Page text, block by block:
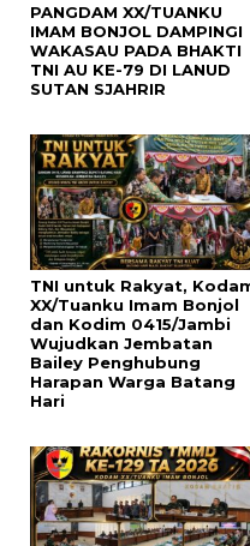
PANGDAM XX/TUANKU
IMAM BONJOL DAMPINGI
WAKASAU PADA BHAKTI
TNI AU KE-79 DI LANUD
SUTAN SJAHRIR
TNI untuk Rakyat,
XX/Tuanku Imam Bonjol
dan Kodim 0415/Jambi
Wujudkan Jembatan
Bailey Penghubung
Harapan Warga Batang
Hari